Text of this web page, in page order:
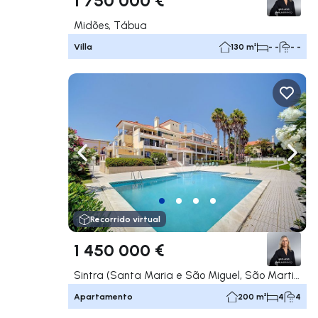
Midões, Tábua
Villa 130 m² - - - -
Navega a la izquierda
Recorrido virtual
1 450 000 €
Sintra (Santa Maria e São Miguel, São Martinho e São Pedro de Penaferrim), Sintra
Apartamento 200 m² 4 4